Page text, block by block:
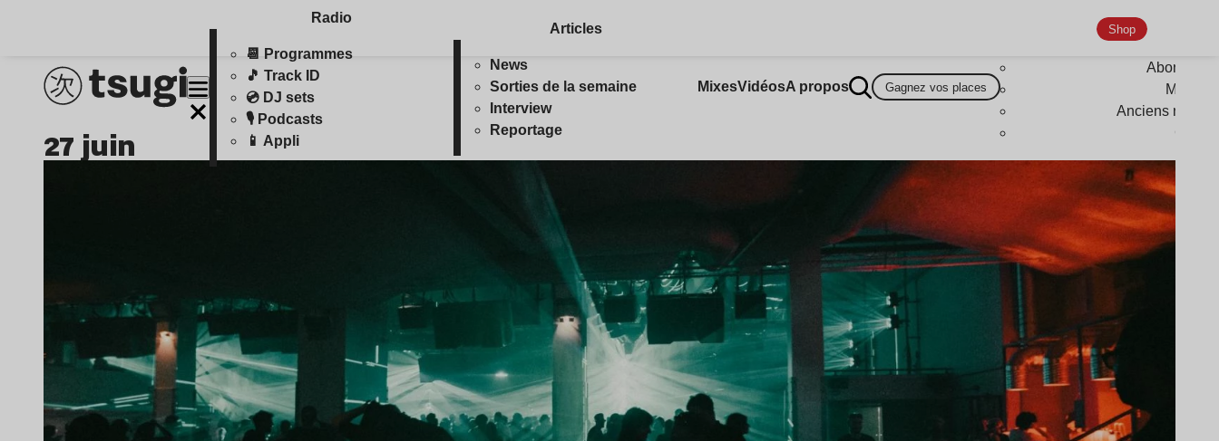
Radio
📆 Programmes
🎵 Track ID
💿 DJ sets
🎙️ Podcasts
📱 Appli
Articles
News
Sorties de la semaine
Interview
Reportage
MixesVidéosA propos Gagnez vos places
Shop
Anciens
27 juin